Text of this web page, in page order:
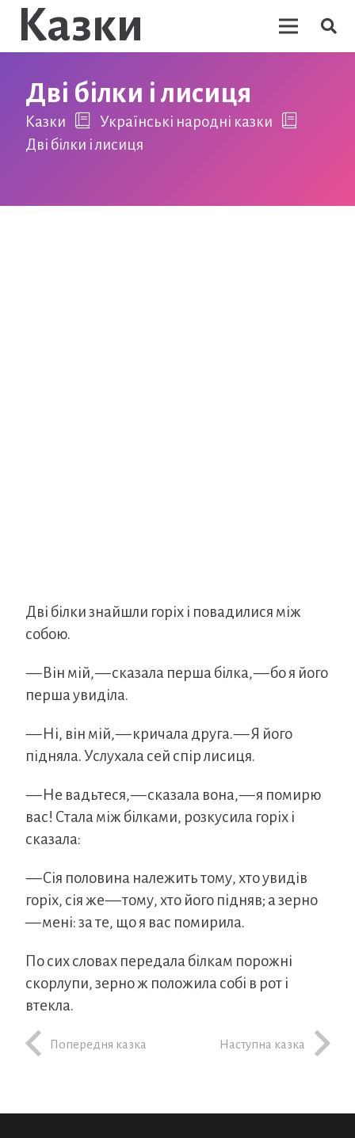
Казки
Дві білки і лисиця
Казки
Українські народні казки
Дві білки і лисиця
Дві білки знайшли горіх і повадилися між
собою.
— Він мій, — сказала перша білка, — бо я його
перша увиділа.
— Ні, він мій, — кричала друга. — Я його
підняла. Услухала сей спір лисиця.
— Не вадьтеся, — сказала вона, — я помирю
вас! Стала між білками, розкусила горіх і
сказала:
— Сія половина належить тому, хто увидів
горіх, сія же — тому, хто його підняв; а зерно
— мені: за те, що я вас помирила.
По сих словах передала білкам порожні
скорлупи, зерно ж положила собі в рот і
втекла.
Попередня казка Наступна казка